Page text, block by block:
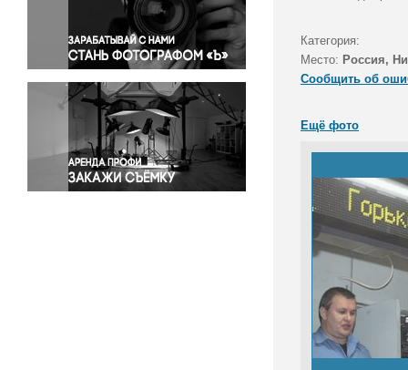
Правосудие
Происшествия и конфликты
Религия
Светская жизнь
Спорт
Экология
Экономика и бизнес
Категория:
Место: Россия,
Сообщить об
Ещё фото